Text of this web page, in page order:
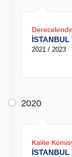
İSTANBUL
2021 / 2023
2020
Kalite
İSTANBUL